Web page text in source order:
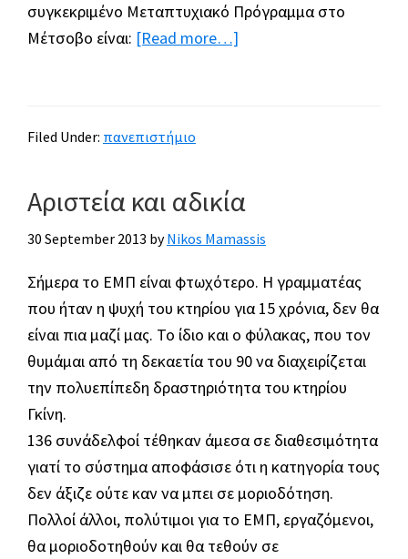
συγκεκριμένο Μεταπτυχιακό Πρόγραμμα στο
Μέτσοβο είναι: [Read more…]
Μέτσοβο.
της
πρωτοπορίας
και
πρωτοπορία
στην
εκπαίδευση.
Filed Under: πανεπιστήμιο
Αριστεία και αδικία
30 September 2013 byNikos Mamassis
Σήμερα το ΕΜΠ είναι φτωχότερο. Η γραμματέας
που ήταν η ψυχή του κτηρίου για 15 χρόνια, δεν θα
είναι πια μαζί μας. Το ίδιο και ο φύλακας, που τον
θυμάμαι από τη δεκαετία του 90 να διαχειρίζεται
την πολυεπίπεδη δραστηριότητα του κτηρίου
Γκίνη.
136 συνάδελφοί τέθηκαν άμεσα σε διαθεσιμότητα
γιατί το σύστημα αποφάσισε ότι η κατηγορία τους
δεν άξιζε ούτε καν να μπει σε μοριοδότηση.
Πολλοί άλλοι, πολύτιμοι για το ΕΜΠ, εργαζόμενοι,
θα μοριοδοτηθούν και θα τεθούν σε